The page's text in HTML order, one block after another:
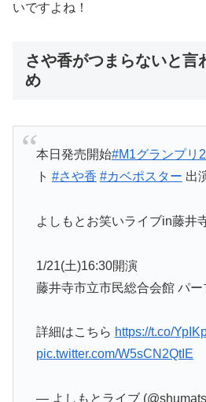
いですよね！
さや香がつまらないと言
め
本日発売開始#M1グランプリ
ト #さや香 #カベポスター 出
よしもとお笑いライブin藤井
1/21(土)16:30開演
藤井寺市立市民総合会館 パ
詳細はこちら https://t.co/
pic.twitter.com/W5sCN2QtIE
— よしもとライブ